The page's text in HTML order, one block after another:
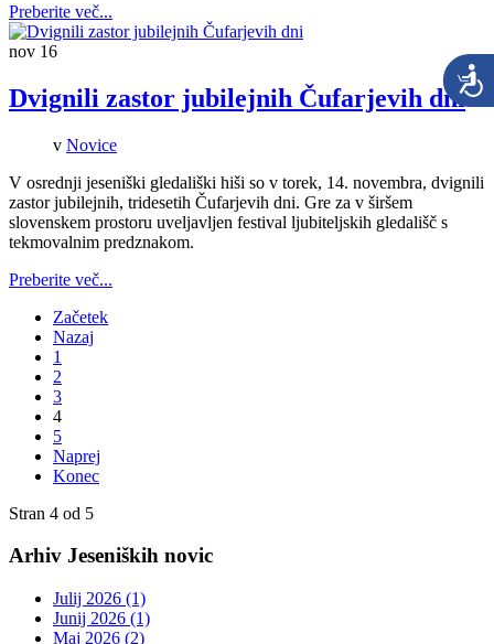
Preberite več...
nov 16
Dvignili zastor jubilejnih Čufarjevih dni
v Novice
V osrednji jeseniški gledališki hiši so v torek, 14. novembra, dvignili
zastor jubilejnih, tridesetih Čufarjevih dni. Gre za v širšem
slovenskem prostoru uveljavljen festival ljubiteljskih gledališč s
tekmovalnim predznakom.
Preberite več...
Začetek
Nazaj
1
2
3
4
5
Naprej
Konec
Stran 4 od 5
Arhiv Jeseniških novic
Julij 2026 (1)
Junij 2026 (1)
Maj 2026 (2)